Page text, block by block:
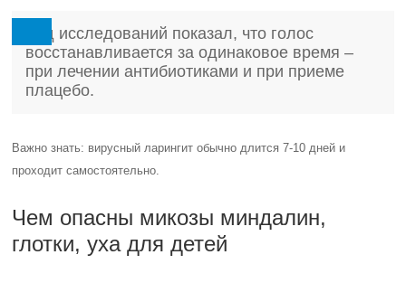
Ряд исследований показал, что голос
восстанавливается за одинаковое время –
при лечении антибиотиками и при приеме
плацебо.
Важно знать: вирусный ларингит обычно длится 7-10 дней и
проходит самостоятельно.
Чем опасны микозы миндалин,
глотки, уха для детей